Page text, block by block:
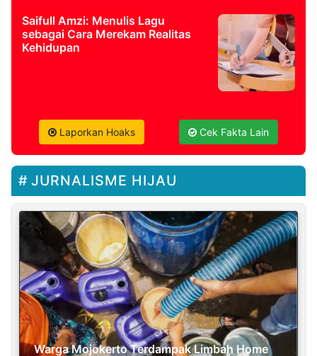
Saifull Amzi: Menulis Lagu
sebagai Cara Merekam Realitas
Kehidupan
Laporkan Hoaks Cek Fakta Lain
JURNALISME HIJAU
Warga Mojokerto Terdampak Limbah Home